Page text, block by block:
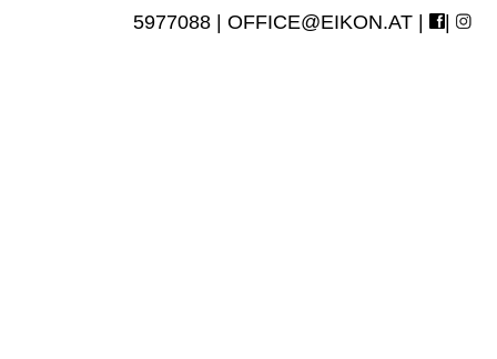
5977088 | OFFICE@EIKON.AT | |